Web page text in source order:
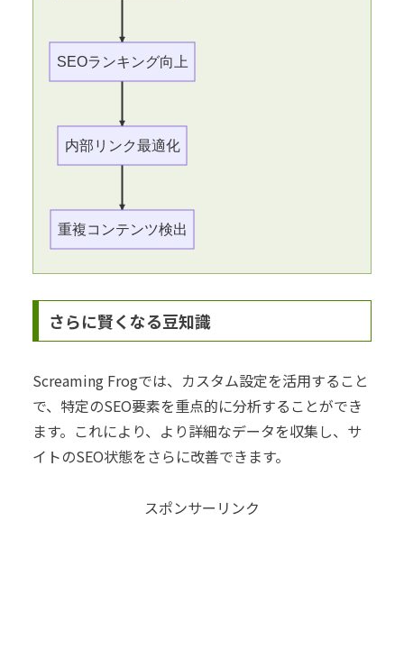
SEOランキング向上
内部リンク最適化
重複コンテンツ検出
さらに賢くなる豆知識
Screaming Frogでは、カスタム設定を活用すること
で、特定のSEO要素を重点的に分析することができ
ます。これにより、より詳細なデータを収集し、サ
イトのSEO状態をさらに改善できます。
スポンサーリンク